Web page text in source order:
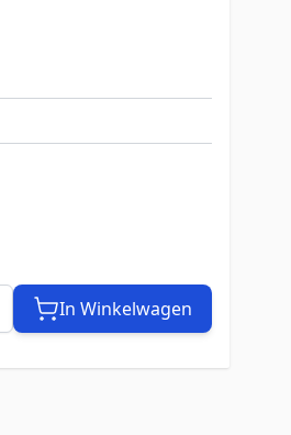
In Winkelwagen